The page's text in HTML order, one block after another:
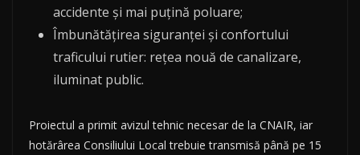
accidente și mai puțină poluare;
Îmbunătățirea siguranței și confortului
traficului rutier: rețea nouă de canalizare,
iluminat public.
Proiectul a primit avizul tehnic necesar de la CNAIR, iar
hotărârea Consiliului Local trebuie transmisă până pe 15